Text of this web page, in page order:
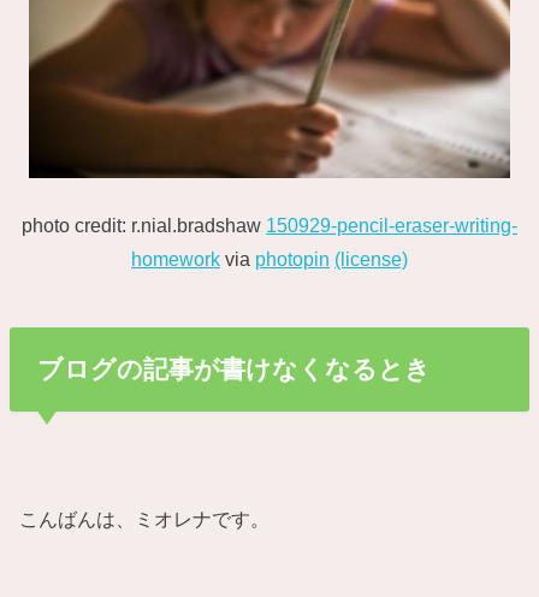
photo credit: r.nial.bradshaw 150929-pencil-eraser-writing-
homework via photopin (license)
ブログの記事が書けなくなるとき
こんばんは、ミオレナです。